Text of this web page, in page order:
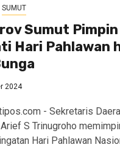
SUMUT
Sumut
Hari Pahlawan
2024
- Sekretaris
S Trinugroho
Hari Pahlawan